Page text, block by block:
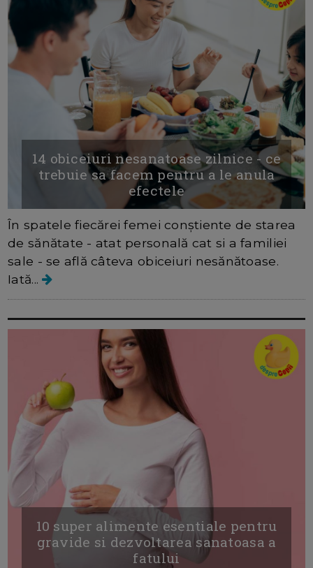
14 obiceiuri nesanatoase zilnice - ce
trebuie sa facem pentru a le anula
efectele
În spatele fiecărei femei conștiente de starea
de sănătate - atat personală cat si a familiei
sale - se află câteva obiceiuri nesănătoase.
Iată...
10 super alimente esentiale pentru
gravide si dezvoltarea sanatoasa a
fatului